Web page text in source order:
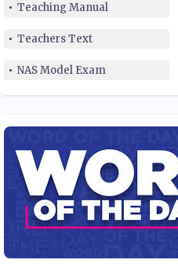
Teaching Manual
Teachers Text
NAS Model Exam